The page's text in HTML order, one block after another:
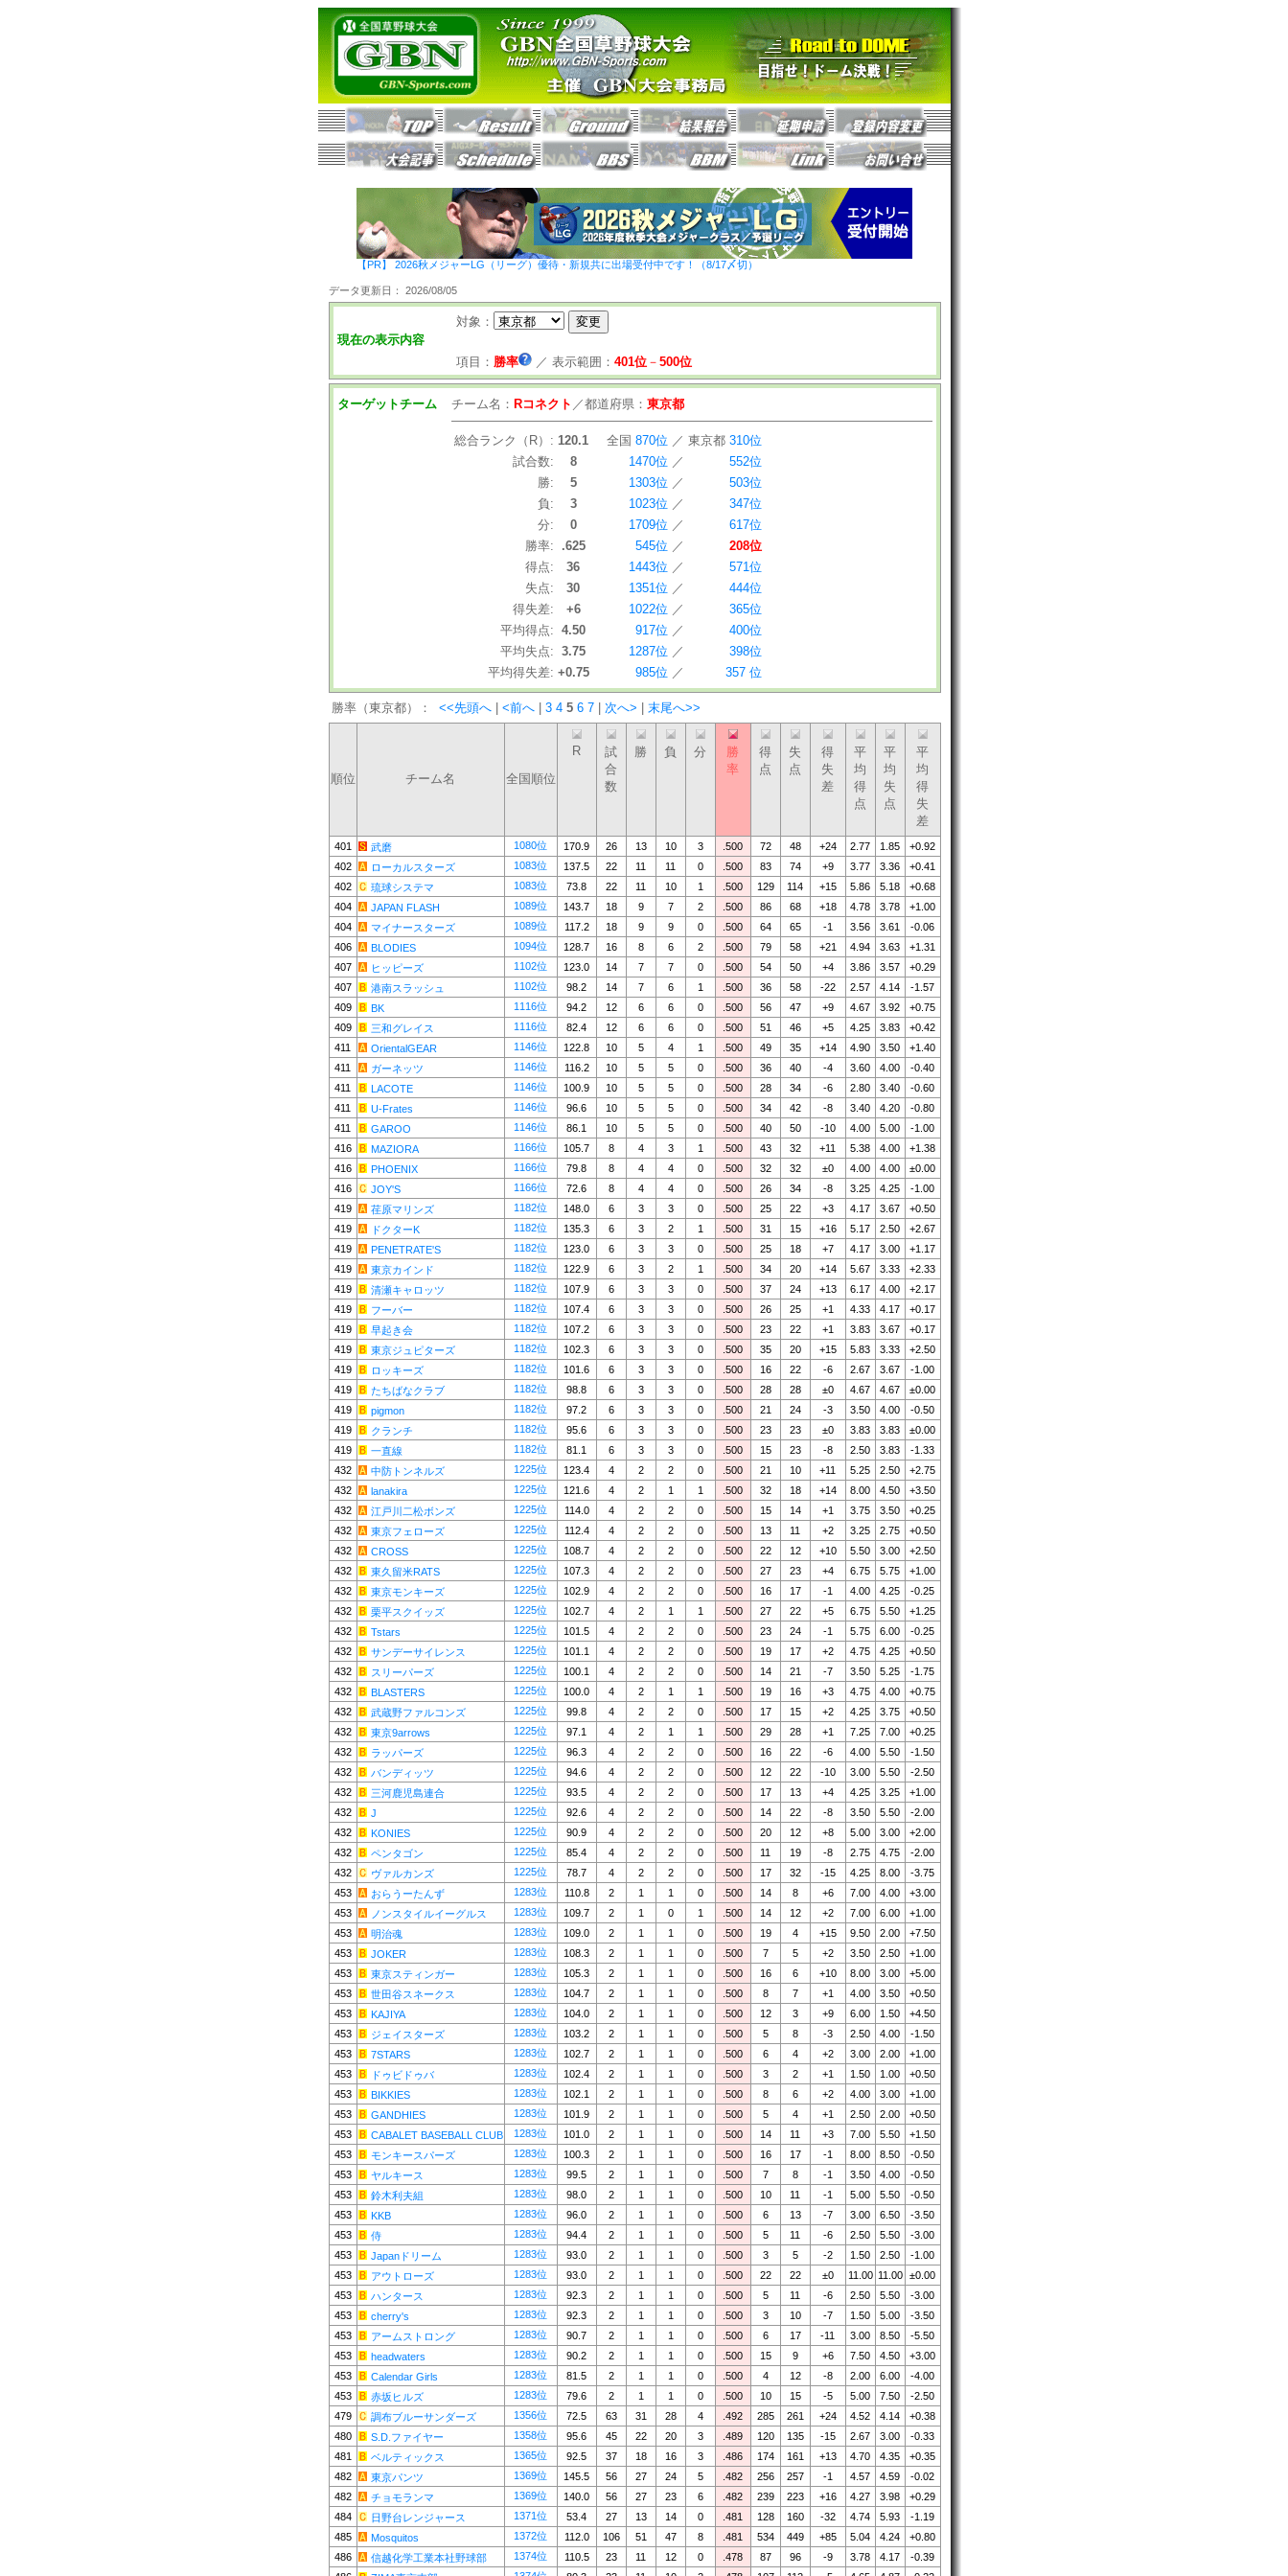
【PR】 2026秋メジャーLG（リーグ）優待・新規共に出場受付中です！（8/17〆切）
データ更新日： 2026/08/05
現在の表示内容
対象：
項目： 勝率 ／ 表示範囲： 401位－ 500位
ターゲットチーム チーム名： Rコネクト ／都道府県： 東京都
総合ランク（R）: 120.1 全国 870位 ／ 東京都 310位
試合数:
8 1470位 ／
552位
勝:
5 1303位 ／
503位
負:
3 1023位 ／
347位
分:
0 1709位 ／
617位
勝率:
.625 545位 ／
208位
得点:
36 1443位 ／
571位
失点:
30 1351位 ／
444位
得失差:
+6 1022位 ／
365位
平均得点: 4.50 917位 ／
400位
平均失点: 3.75 1287位 ／
398位
平均得失差: +0.75 985位 ／ 357 位
勝率（東京都）： <<先頭へ <前へ 3 4 5 6 7 次へ> 末尾へ>>
順位 チーム名 全国順位
R
試
合
数
勝 負 分
勝
率
得
点
失
点
得
失
差
平
均
得
点
平
均
失
点
平
均
得
失
差
401 武磨 1080位 170.9 26 13 10 3 .500 72 48 +24 2.77 1.85
+0.92
402
ローカルスターズ 1083位 137.5 22 11 11 0 .500 83 74 +9 3.77 3.36
+0.41
402
琉球システマ 1083位 73.8 22 11 10 1 .500 129 114 +15 5.86 5.18
+0.68
404
JAPAN FLASH 1089位 143.7 18 9 7 2 .500 86 68 +18 4.78 3.78
+1.00
404
マイナースターズ 1089位 117.2 18 9 9 0 .500 64 65 -1 3.56 3.61
-0.06
406
BLODIES 1094位 128.7 16 8 6 2 .500 79 58 +21 4.94 3.63
+1.31
407
ヒッピーズ 1102位 123.0 14 7 7 0 .500 54 50 +4 3.86 3.57
+0.29
407
港南スラッシュ 1102位 98.2 14 7 6 1 .500 36 58 -22 2.57 4.14
-1.57
409
BK 1116位 94.2 12 6 6 0 .500 56 47 +9 4.67 3.92
+0.75
409
三和グレイス 1116位 82.4 12 6 6 0 .500 51 46 +5 4.25 3.83
+0.42
411
OrientalGEAR 1146位 122.8 10 5 4 1 .500 49 35 +14 4.90 3.50
+1.40
411
ガーネッツ 1146位 116.2 10 5 5 0 .500 36 40 -4 3.60 4.00
-0.40
411
LACOTE 1146位 100.9 10 5 5 0 .500 28 34 -6 2.80 3.40
-0.60
411
U-Frates 1146位 96.6 10 5 5 0 .500 34 42 -8 3.40 4.20
-0.80
411
GAROO 1146位 86.1 10 5 5 0 .500 40 50 -10 4.00 5.00
-1.00
416
MAZIORA 1166位 105.7 8 4 3 1 .500 43 32 +11 5.38 4.00
+1.38
416
PHOENIX 1166位 79.8 8 4 4 0 .500 32 32 ±0 4.00 4.00
±0.00
416
JOY'S 1166位 72.6 8 4 4 0 .500 26 34 -8 3.25 4.25
-1.00
419
荏原マリンズ 1182位 148.0 6 3 3 0 .500 25 22 +3 4.17 3.67
+0.50
419
ドクターK 1182位 135.3 6 3 2 1 .500 31 15 +16 5.17 2.50
+2.67
419
PENETRATE'S 1182位 123.0 6 3 3 0 .500 25 18 +7 4.17 3.00
+1.17
419
東京カインド 1182位 122.9 6 3 2 1 .500 34 20 +14 5.67 3.33
+2.33
419
清瀬キャロッツ 1182位 107.9 6 3 3 0 .500 37 24 +13 6.17 4.00
+2.17
419
フーバー 1182位 107.4 6 3 3 0 .500 26 25 +1 4.33 4.17
+0.17
419
早起き会 1182位 107.2 6 3 3 0 .500 23 22 +1 3.83 3.67
+0.17
419
東京ジュピターズ 1182位 102.3 6 3 3 0 .500 35 20 +15 5.83 3.33
+2.50
419
ロッキーズ 1182位 101.6 6 3 3 0 .500 16 22 -6 2.67 3.67
-1.00
419
たちばなクラブ 1182位 98.8 6 3 3 0 .500 28 28 ±0 4.67 4.67
±0.00
419
pigmon 1182位 97.2 6 3 3 0 .500 21 24 -3 3.50 4.00
-0.50
419
クランチ 1182位 95.6 6 3 3 0 .500 23 23 ±0 3.83 3.83
±0.00
419
一直線 1182位 81.1 6 3 3 0 .500 15 23 -8 2.50 3.83
-1.33
432
中防トンネルズ 1225位 123.4 4 2 2 0 .500 21 10 +11 5.25 2.50
+2.75
432
lanakira 1225位 121.6 4 2 1 1 .500 32 18 +14 8.00 4.50
+3.50
432
江戸川二松ボンズ 1225位 114.0 4 2 2 0 .500 15 14 +1 3.75 3.50
+0.25
432
東京フェローズ 1225位 112.4 4 2 2 0 .500 13 11 +2 3.25 2.75
+0.50
432
CROSS 1225位 108.7 4 2 2 0 .500 22 12 +10 5.50 3.00
+2.50
432
東久留米RATS 1225位 107.3 4 2 2 0 .500 27 23 +4 6.75 5.75
+1.00
432
東京モンキーズ 1225位 102.9 4 2 2 0 .500 16 17 -1 4.00 4.25
-0.25
432
栗平スクイッズ 1225位 102.7 4 2 1 1 .500 27 22 +5 6.75 5.50
+1.25
432
Tstars 1225位 101.5 4 2 2 0 .500 23 24 -1 5.75 6.00
-0.25
432
サンデーサイレンス 1225位 101.1 4 2 2 0 .500 19 17 +2 4.75 4.25
+0.50
432
スリーパーズ 1225位 100.1 4 2 2 0 .500 14 21 -7 3.50 5.25
-1.75
432
BLASTERS 1225位 100.0 4 2 1 1 .500 19 16 +3 4.75 4.00
+0.75
432
武蔵野ファルコンズ 1225位 99.8 4 2 2 0 .500 17 15 +2 4.25 3.75
+0.50
432
東京9arrows 1225位 97.1 4 2 1 1 .500 29 28 +1 7.25 7.00
+0.25
432
ラッパーズ 1225位 96.3 4 2 2 0 .500 16 22 -6 4.00 5.50
-1.50
432
バンディッツ 1225位 94.6 4 2 2 0 .500 12 22 -10 3.00 5.50
-2.50
432
三河鹿児島連合 1225位 93.5 4 2 2 0 .500 17 13 +4 4.25 3.25
+1.00
432
J 1225位 92.6 4 2 2 0 .500 14 22 -8 3.50 5.50
-2.00
432
KONIES 1225位 90.9 4 2 2 0 .500 20 12 +8 5.00 3.00
+2.00
432
ペンタゴン 1225位 85.4 4 2 2 0 .500 11 19 -8 2.75 4.75
-2.00
432
ヴァルカンズ 1225位 78.7 4 2 2 0 .500 17 32 -15 4.25 8.00
-3.75
453
おらうーたんず 1283位 110.8 2 1 1 0 .500 14 8 +6 7.00 4.00
+3.00
453
ノンスタイルイーグルス 1283位 109.7 2 1 0 1 .500 14 12 +2 7.00 6.00
+1.00
453
明治魂 1283位 109.0 2 1 1 0 .500 19 4 +15 9.50 2.00
+7.50
453
JOKER 1283位 108.3 2 1 1 0 .500 7 5 +2 3.50 2.50
+1.00
453
東京スティンガー 1283位 105.3 2 1 1 0 .500 16 6 +10 8.00 3.00
+5.00
453
世田谷スネークス 1283位 104.7 2 1 1 0 .500 8 7 +1 4.00 3.50
+0.50
453
KAJIYA 1283位 104.0 2 1 1 0 .500 12 3 +9 6.00 1.50
+4.50
453
ジェイスターズ 1283位 103.2 2 1 1 0 .500 5 8 -3 2.50 4.00
-1.50
453
7STARS 1283位 102.7 2 1 1 0 .500 6 4 +2 3.00 2.00
+1.00
453
ドゥビドゥバ 1283位 102.4 2 1 1 0 .500 3 2 +1 1.50 1.00
+0.50
453
BIKKIES 1283位 102.1 2 1 1 0 .500 8 6 +2 4.00 3.00
+1.00
453
GANDHIES 1283位 101.9 2 1 1 0 .500 5 4 +1 2.50 2.00
+0.50
453
CABALET BASEBALL CLUB 1283位 101.0 2 1 1 0 .500 14 11 +3 7.00 5.50
+1.50
453
モンキースパーズ 1283位 100.3 2 1 1 0 .500 16 17 -1 8.00 8.50
-0.50
453
ヤルキース 1283位 99.5 2 1 1 0 .500 7 8 -1 3.50 4.00
-0.50
453
鈴木利夫組 1283位 98.0 2 1 1 0 .500 10 11 -1 5.00 5.50
-0.50
453
KKB 1283位 96.0 2 1 1 0 .500 6 13 -7 3.00 6.50
-3.50
453
侍 1283位 94.4 2 1 1 0 .500 5 11 -6 2.50 5.50
-3.00
453
Japanドリーム 1283位 93.0 2 1 1 0 .500 3 5 -2 1.50 2.50
-1.00
453
アウトローズ 1283位 93.0 2 1 1 0 .500 22 22 ±0 11.00 11.00
±0.00
453
ハンタース 1283位 92.3 2 1 1 0 .500 5 11 -6 2.50 5.50
-3.00
453
cherry's 1283位 92.3 2 1 1 0 .500 3 10 -7 1.50 5.00
-3.50
453
アームストロング 1283位 90.7 2 1 1 0 .500 6 17 -11 3.00 8.50
-5.50
453
headwaters 1283位 90.2 2 1 1 0 .500 15 9 +6 7.50 4.50
+3.00
453
Calendar Girls 1283位 81.5 2 1 1 0 .500 4 12 -8 2.00 6.00
-4.00
453
赤坂ヒルズ 1283位 79.6 2 1 1 0 .500 10 15 -5 5.00 7.50
-2.50
479
調布ブルーサンダーズ 1356位 72.5 63 31 28 4 .492 285 261 +24 4.52 4.14
+0.38
480
S.D.ファイヤー 1358位 95.6 45 22 20 3 .489 120 135 -15 2.67 3.00
-0.33
481
ベルティックス 1365位 92.5 37 18 16 3 .486 174 161 +13 4.70 4.35
+0.35
482
東京パンツ 1369位 145.5 56 27 24 5 .482 256 257 -1 4.57 4.59
-0.02
482
チョモランマ 1369位 140.0 56 27 23 6 .482 239 223 +16 4.27 3.98
+0.29
484
日野台レンジャース 1371位 53.4 27 13 14 0 .481 128 160 -32 4.74 5.93
-1.19
485
Mosquitos 1372位 112.0 106 51 47 8 .481 534 449 +85 5.04 4.24
+0.80
486
信越化学工業本社野球部 1374位 110.5 23 11 12 0 .478 87 96 -9 3.78 4.17
-0.39